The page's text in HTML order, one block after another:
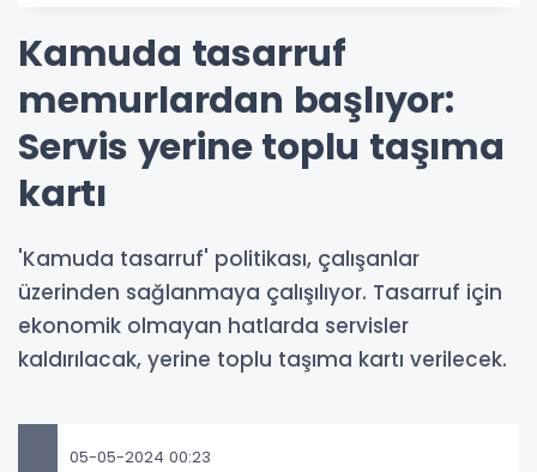
Kamuda tasarruf
memurlardan başlıyor:
Servis yerine toplu taşıma
kartı
'Kamuda tasarruf' politikası, çalışanlar
üzerinden sağlanmaya çalışılıyor. Tasarruf için
ekonomik olmayan hatlarda servisler
kaldırılacak, yerine toplu taşıma kartı verilecek.
05-05-2024 00:23